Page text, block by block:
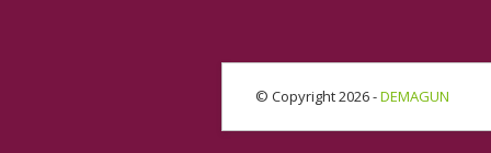
© Copyright 2026 -DEMAGUN